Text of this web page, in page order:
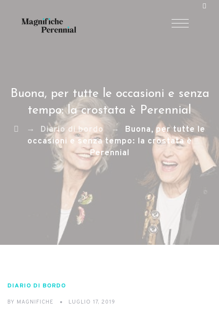
Buona, per tutte le occasioni e senza
tempo: la crostata è Perennial
→ Diario di bordo → Buona, per tutte le
occasioni e senza tempo: la crostata è
Perennial
DIARIO DI BORDO
BY MAGNIFICHE LUGLIO 17, 2019